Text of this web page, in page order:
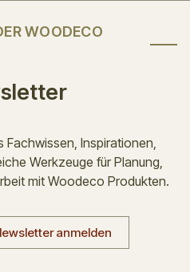
WOODECO
Fachwissen, Inspirationen,
Werkzeuge für Planung,
mit Woodeco Produkten.
anmelden